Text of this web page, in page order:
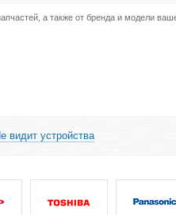
а также от бренда и модели
видит устройства